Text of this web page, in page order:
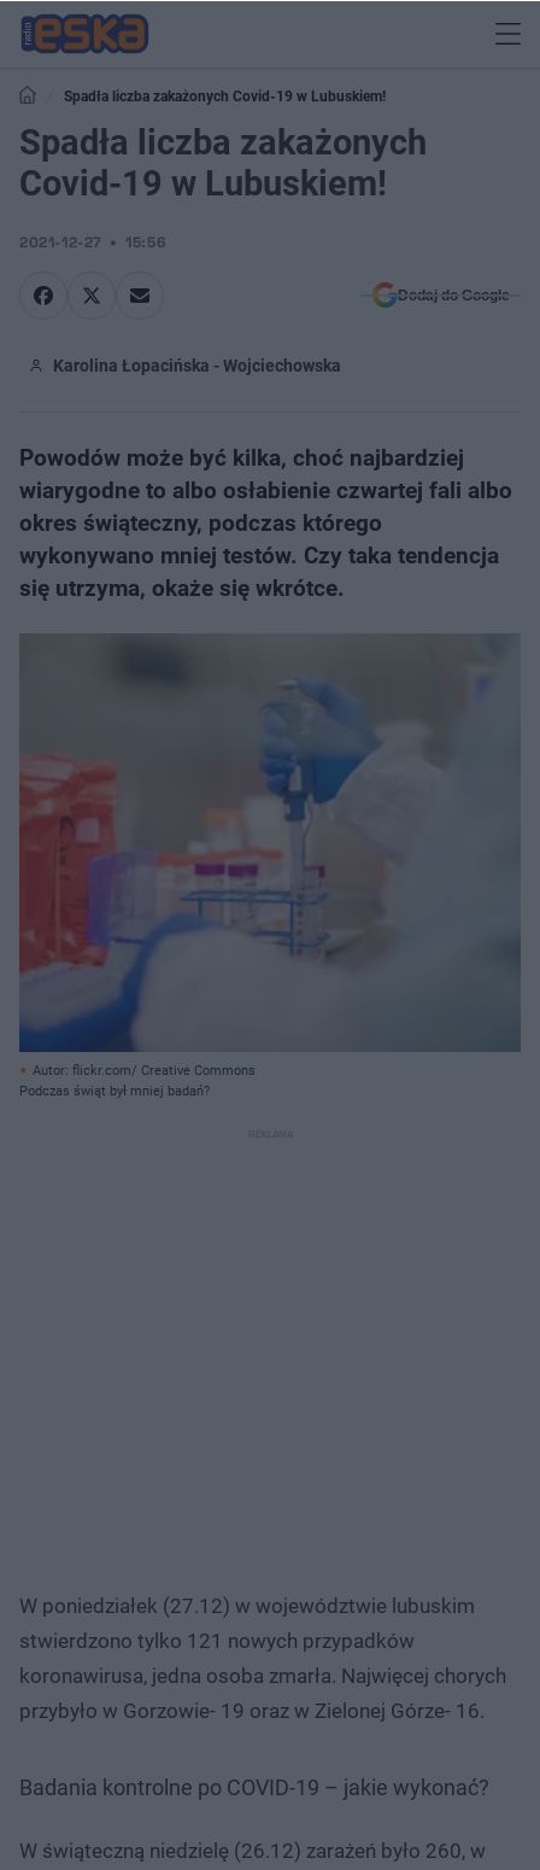
Spadła liczba zakażonych Covid-19 w Lubuskiem!
Spadła liczba zakażonych
Covid-19 w Lubuskiem!
2021-12-27 15:56
Dodaj do Google
Karolina Łopacińska - Wojciechowska
Powodów może być kilka, choć najbardziej
wiarygodne to albo osłabienie czwartej fali albo
okres świąteczny, podczas którego
wykonywano mniej testów. Czy taka tendencja
się utrzyma, okaże się wkrótce.
Autor: flickr.com/ Creative Commons
Podczas świąt był mniej badań?
W poniedziałek (27.12) w województwie lubuskim
stwierdzono tylko 121 nowych przypadków
koronawirusa, jedna osoba zmarła. Najwięcej chorych
przybyło w Gorzowie- 19 oraz w Zielonej Górze- 16.
Badania kontrolne po COVID-19 – jakie wykonać?
W świąteczną niedzielę (26.12) zarażeń było 260, w